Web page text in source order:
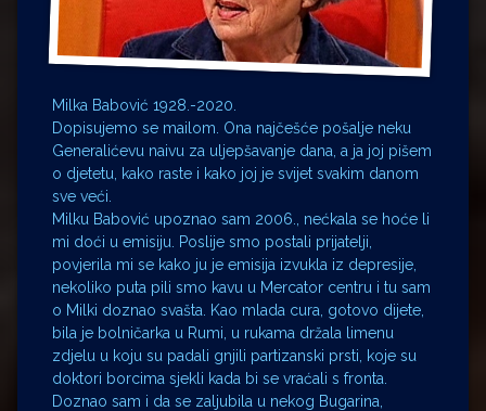
Mario Lovreković
Miroslav Šantek
Milka Babović 1928.-2020.
Dopisujemo se mailom. Ona najčešće pošalje neku
Generalićevu naivu za uljepšavanje dana, a ja joj pišem
o djetetu, kako raste i kako joj je svijet svakim danom
sve veći.
Milku Babović upoznao sam 2006., nećkala se hoće li
mi doći u emisiju. Poslije smo postali prijatelji,
povjerila mi se kako ju je emisija izvukla iz depresije,
nekoliko puta pili smo kavu u Mercator centru i tu sam
o Milki doznao svašta. Kao mlada cura, gotovo dijete,
bila je bolničarka u Rumi, u rukama držala limenu
zdjelu u koju su padali gnjili partizanski prsti, koje su
doktori borcima sjekli kada bi se vraćali s fronta.
Doznao sam i da se zaljubila u nekog Bugarina,